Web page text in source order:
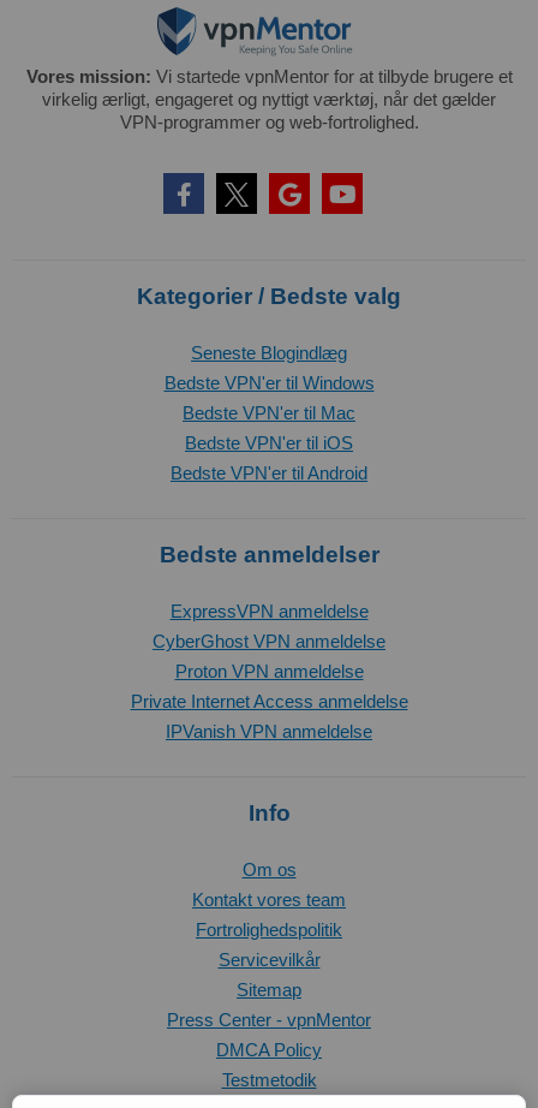
Vores mission: Vi startede vpnMentor for at tilbyde brugere et
virkelig ærligt, engageret og nyttigt værktøj, når det gælder
VPN-programmer og web-fortrolighed.
Kategorier / Bedste valg
Seneste Blogindlæg
Bedste VPN'er til Windows
Bedste VPN'er til Mac
Bedste VPN'er til iOS
Bedste VPN'er til Android
Bedste anmeldelser
ExpressVPN anmeldelse
CyberGhost VPN anmeldelse
Proton VPN anmeldelse
Private Internet Access anmeldelse
IPVanish VPN anmeldelse
Info
Om os
Kontakt vores team
Fortrolighedspolitik
Servicevilkår
Sitemap
Press Center - vpnMentor
DMCA Policy
Testmetodik